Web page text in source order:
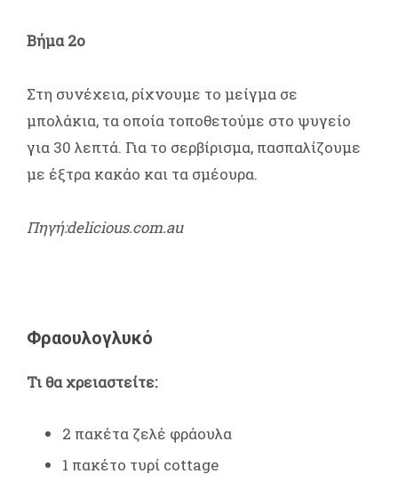
Βήμα 2ο
Στη συνέχεια, ρίχνουμε το μείγμα σε
μπολάκια, τα οποία τοποθετούμε στο ψυγείο
για 30 λεπτά. Για το σερβίρισμα, πασπαλίζουμε
με έξτρα κακάο και τα σμέουρα.
Πηγή:delicious.com.au
Φραουλογλυκό
Τι θα χρειαστείτε:
2 πακέτα ζελέ φράουλα
1 πακέτο τυρί cottage